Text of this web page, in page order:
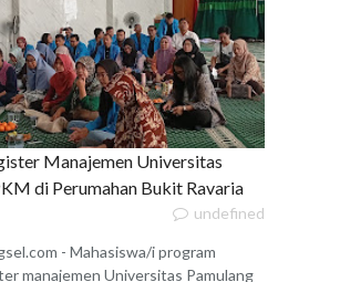
Manajemen Universitas
di Perumahan Bukit Ravaria
undefined
- Mahasiswa/i program
manajemen Universitas Pamulang